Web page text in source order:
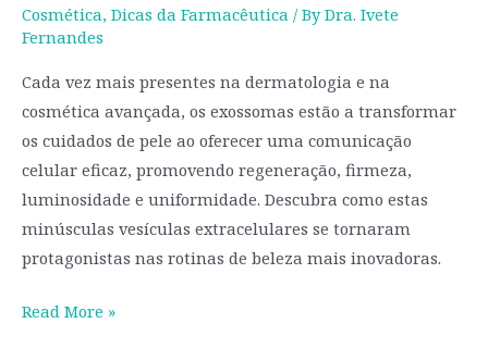
Cosmética, Dicas da Farmacêutica / ByDra. Ivete
Fernandes
Cada vez mais presentes na dermatologia e na
cosmética avançada, os exossomas estão a transformar
os cuidados de pele ao oferecer uma comunicação
celular eficaz, promovendo regeneração, firmeza,
luminosidade e uniformidade. Descubra como estas
minúsculas vesículas extracelulares se tornaram
protagonistas nas rotinas de beleza mais inovadoras.
Read More »